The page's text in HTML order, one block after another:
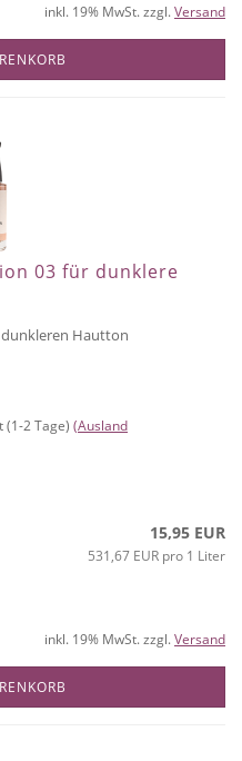
inkl. 19% MwSt. zzgl.Versand
03 für dunklere
Hautton
(1-2 Tage) (Ausland
15,95 EUR
531,67 EUR pro 1 Liter
inkl. 19% MwSt. zzgl.Versand